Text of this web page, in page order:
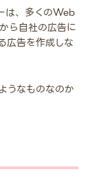
は、多くのWeb
ら自社の広告に
広告を作成しな
うなものなのか